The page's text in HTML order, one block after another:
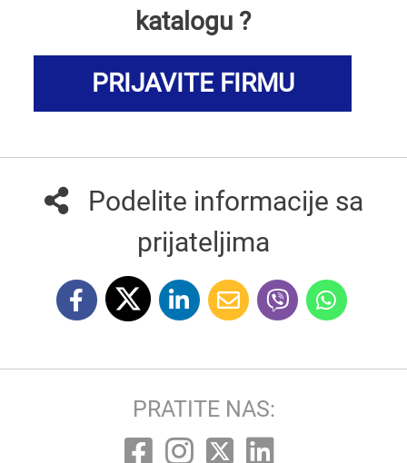
katalogu ?
PRIJAVITE FIRMU
Podelite informacije sa
prijateljima
PRATITE NAS: